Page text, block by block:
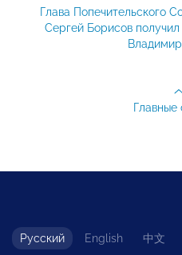
Глава
Сергей Борисов
Главные
Русский English 中文